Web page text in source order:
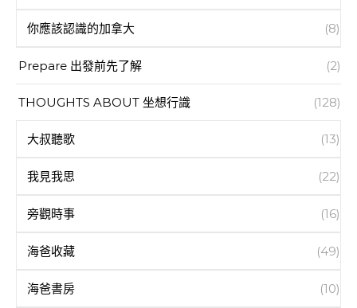
你應該認識的加拿大 (8)
Prepare 出發前先了解 (2)
THOUGHTS ABOUT 坐想行識 (128)
大叔聽歌 (13)
我見我思 (22)
旁觀時事 (16)
海爸收藏 (49)
海爸書房 (10)